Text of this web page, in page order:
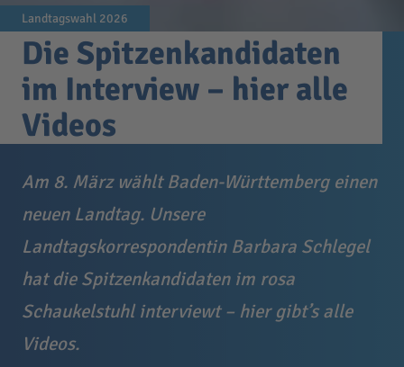
Landtagswahl 2026
Die Spitzenkandidaten
im Interview – hier alle
Videos
Am 8. März wählt Baden-Württemberg einen
neuen Landtag. Unsere
Landtagskorrespondentin Barbara Schlegel
hat die Spitzenkandidaten im rosa
Schaukelstuhl interviewt – hier gibt’s alle
Videos.